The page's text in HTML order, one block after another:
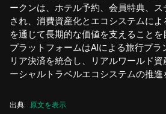
ークンは、ホテル予約、会員特典、
され、消費資産化とエコシステムに
を通じて長期的な価値を支えること
プラットフォームはAIによる旅行プラ
リア決済を統合し、リアルワールド
ーシャルトラベルエコシステムの推進
出典: 原文を表示